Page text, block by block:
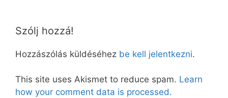
Szólj hozzá!
Hozzászólás küldéséhez be kell jelentkezni.
This site uses Akismet to reduce spam. Learn
how your comment data is processed.